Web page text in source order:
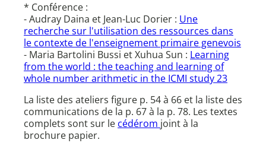
* Conférence :
- Audray Daina et Jean-Luc Dorier : Une
recherche sur l'utilisation des ressources dans
le contexte de l'enseignement primaire genevois
- Maria Bartolini Bussi et Xuhua Sun : Learning
from the world : the teaching and learning of
whole number arithmetic in the ICMI study 23
La liste des ateliers figure p. 54 à 66 et la liste des
communications de la p. 67 à la p. 78. Les textes
complets sont sur le cédérom joint à la
brochure papier.